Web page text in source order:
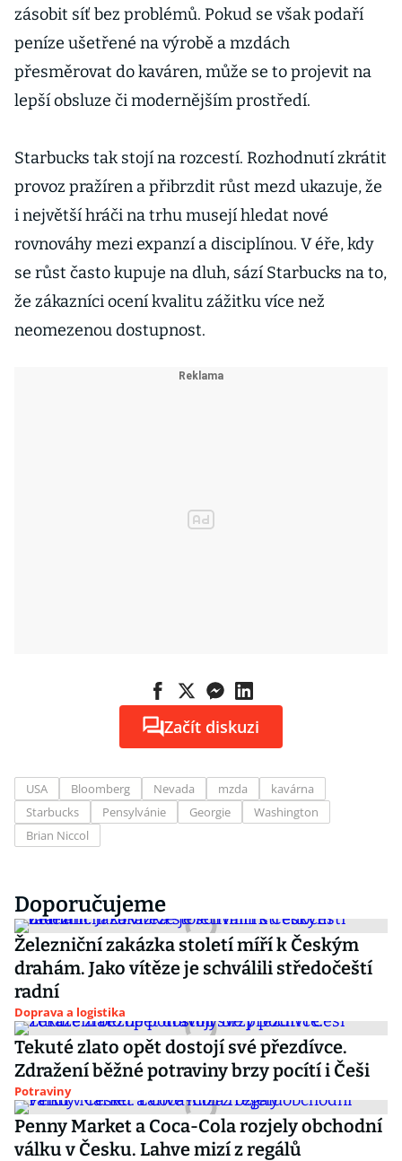
zásobit síť bez problémů. Pokud se však podaří
peníze ušetřené na výrobě a mzdách
přesměrovat do kaváren, může se to projevit na
lepší obsluze či modernějším prostředí.
Starbucks tak stojí na rozcestí. Rozhodnutí zkrátit
provoz pražíren a přibrzdit růst mezd ukazuje, že
i největší hráči na trhu musejí hledat nové
rovnováhy mezi expanzí a disciplínou. V éře, kdy
se růst často kupuje na dluh, sází Starbucks na to,
že zákazníci ocení kvalitu zážitku více než
neomezenou dostupnost.
Začít diskuzi
USA Bloomberg Nevada mzda
kavárna
Starbucks
Pensylvánie Georgie
Washington
Brian Niccol
Doporučujeme
Železniční zakázka století míří k Českým
drahám. Jako vítěze je schválili středočeští
radní
Doprava a logistika
Tekuté zlato opět dostojí své přezdívce.
Zdražení běžné potraviny brzy pocítí i Češi
Potraviny
Penny Market a Coca-Cola rozjely obchodní
válku v Česku. Lahve mizí z regálů